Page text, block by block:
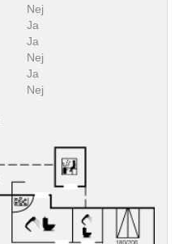
Nej
Ja
Ja
Nej
Ja
Nej